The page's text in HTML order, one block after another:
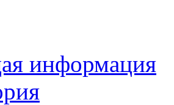
информация